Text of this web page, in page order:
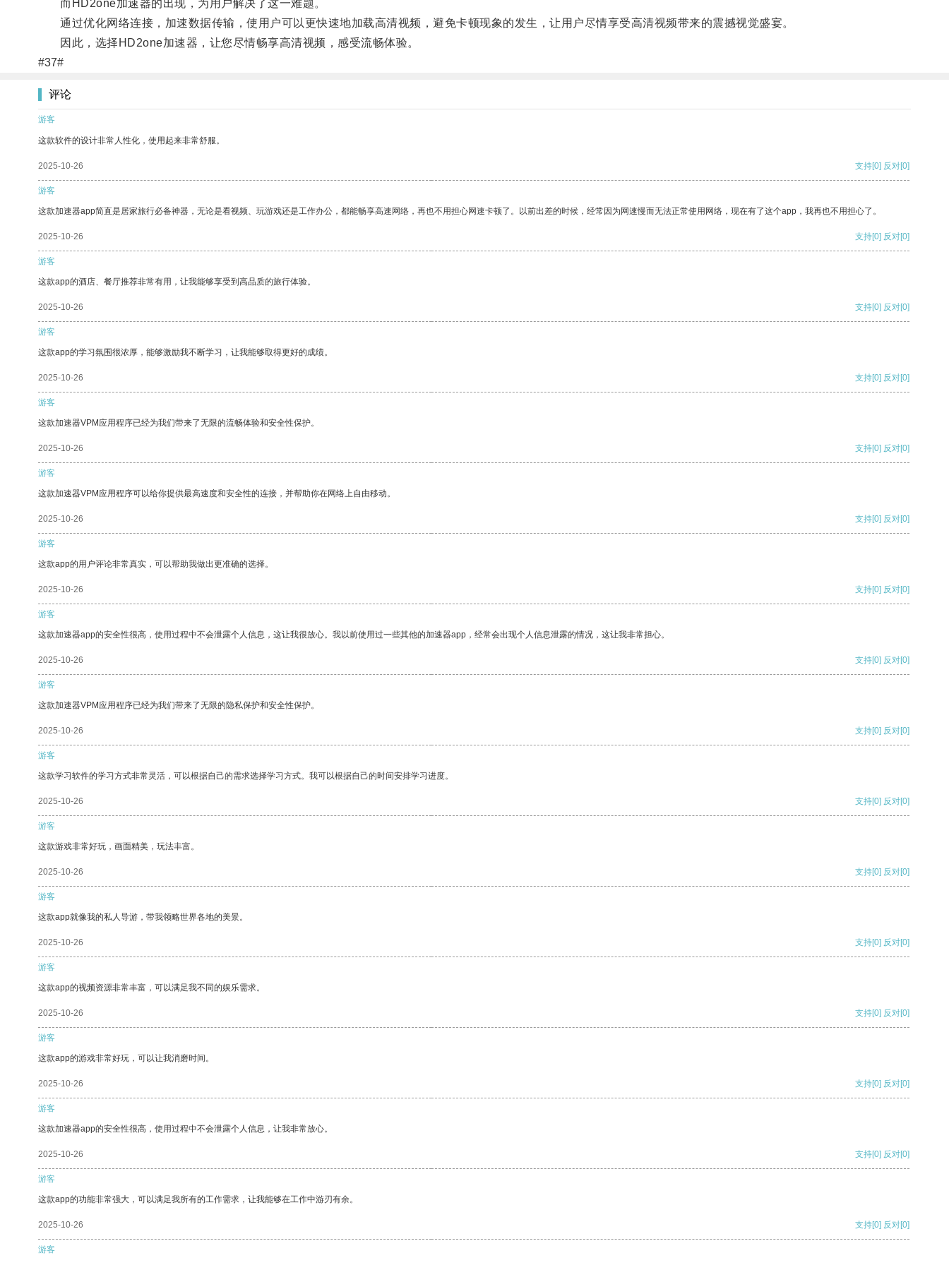
而HD2one加速器的出现，为用户解决了这一难题。
通过优化网络连接，加速数据传输，使用户可以更快速地加载高清视频，避免卡顿现象的发生，让用户尽情享受高清视频带来的震撼视觉盛宴。
因此，选择HD2one加速器，让您尽情畅享高清视频，感受流畅体验。
#37#
评论
游客
这款软件的设计非常人性化，使用起来非常舒服。
2025-10-26 支持[0] 反对[0]
游客
这款加速器app简直是居家旅行必备神器，无论是看视频、玩游戏还是工作办公，都能畅享高速网络，再也不用担心网速卡顿了。以前出差的时候，经常因为网速慢而无法正常使用网络，现在有了这个app，我再也不用担心了。
2025-10-26 支持[0] 反对[0]
游客
这款app的酒店、餐厅推荐非常有用，让我能够享受到高品质的旅行体验。
2025-10-26 支持[0] 反对[0]
游客
这款app的学习氛围很浓厚，能够激励我不断学习，让我能够取得更好的成绩。
2025-10-26 支持[0] 反对[0]
游客
这款加速器VPM应用程序已经为我们带来了无限的流畅体验和安全性保护。
2025-10-26 支持[0] 反对[0]
游客
这款加速器VPM应用程序可以给你提供最高速度和安全性的连接，并帮助你在网络上自由移动。
2025-10-26 支持[0] 反对[0]
游客
这款app的用户评论非常真实，可以帮助我做出更准确的选择。
2025-10-26 支持[0] 反对[0]
游客
这款加速器app的安全性很高，使用过程中不会泄露个人信息，这让我很放心。我以前使用过一些其他的加速器app，经常会出现个人信息泄露的情况，这让我非常担心。
2025-10-26 支持[0] 反对[0]
游客
这款加速器VPM应用程序已经为我们带来了无限的隐私保护和安全性保护。
2025-10-26 支持[0] 反对[0]
游客
这款学习软件的学习方式非常灵活，可以根据自己的需求选择学习方式。我可以根据自己的时间安排学习进度。
2025-10-26 支持[0] 反对[0]
游客
这款游戏非常好玩，画面精美，玩法丰富。
2025-10-26 支持[0] 反对[0]
游客
这款app就像我的私人导游，带我领略世界各地的美景。
2025-10-26 支持[0] 反对[0]
游客
这款app的视频资源非常丰富，可以满足我不同的娱乐需求。
2025-10-26 支持[0] 反对[0]
游客
这款app的游戏非常好玩，可以让我消磨时间。
2025-10-26 支持[0] 反对[0]
游客
这款加速器app的安全性很高，使用过程中不会泄露个人信息，让我非常放心。
2025-10-26 支持[0] 反对[0]
游客
这款app的功能非常强大，可以满足我所有的工作需求，让我能够在工作中游刃有余。
2025-10-26 支持[0] 反对[0]
游客